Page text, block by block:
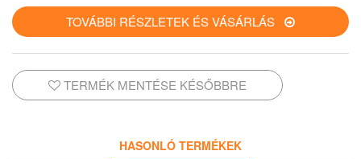
TOVÁBBI RÉSZLETEK ÉS VÁSÁRLÁS
TERMÉK MENTÉSE KÉSŐBBRE
HASONLÓ TERMÉKEK